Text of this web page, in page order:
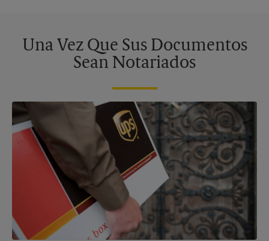
Una Vez Que Sus Documentos
Sean Notariados